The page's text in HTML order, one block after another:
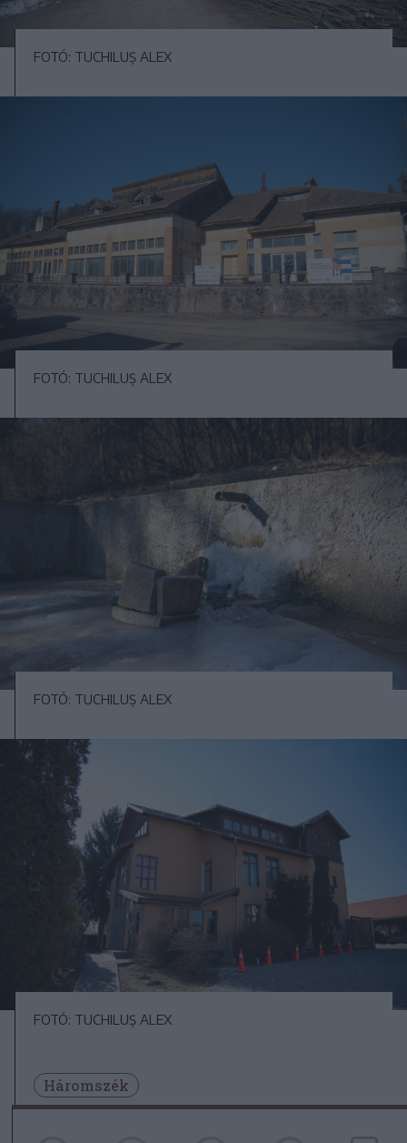
FOTÓ: TUCHILUȘ ALEX
FOTÓ: TUCHILUȘ ALEX
FOTÓ: TUCHILUȘ ALEX
FOTÓ: TUCHILUȘ ALEX
Háromszék